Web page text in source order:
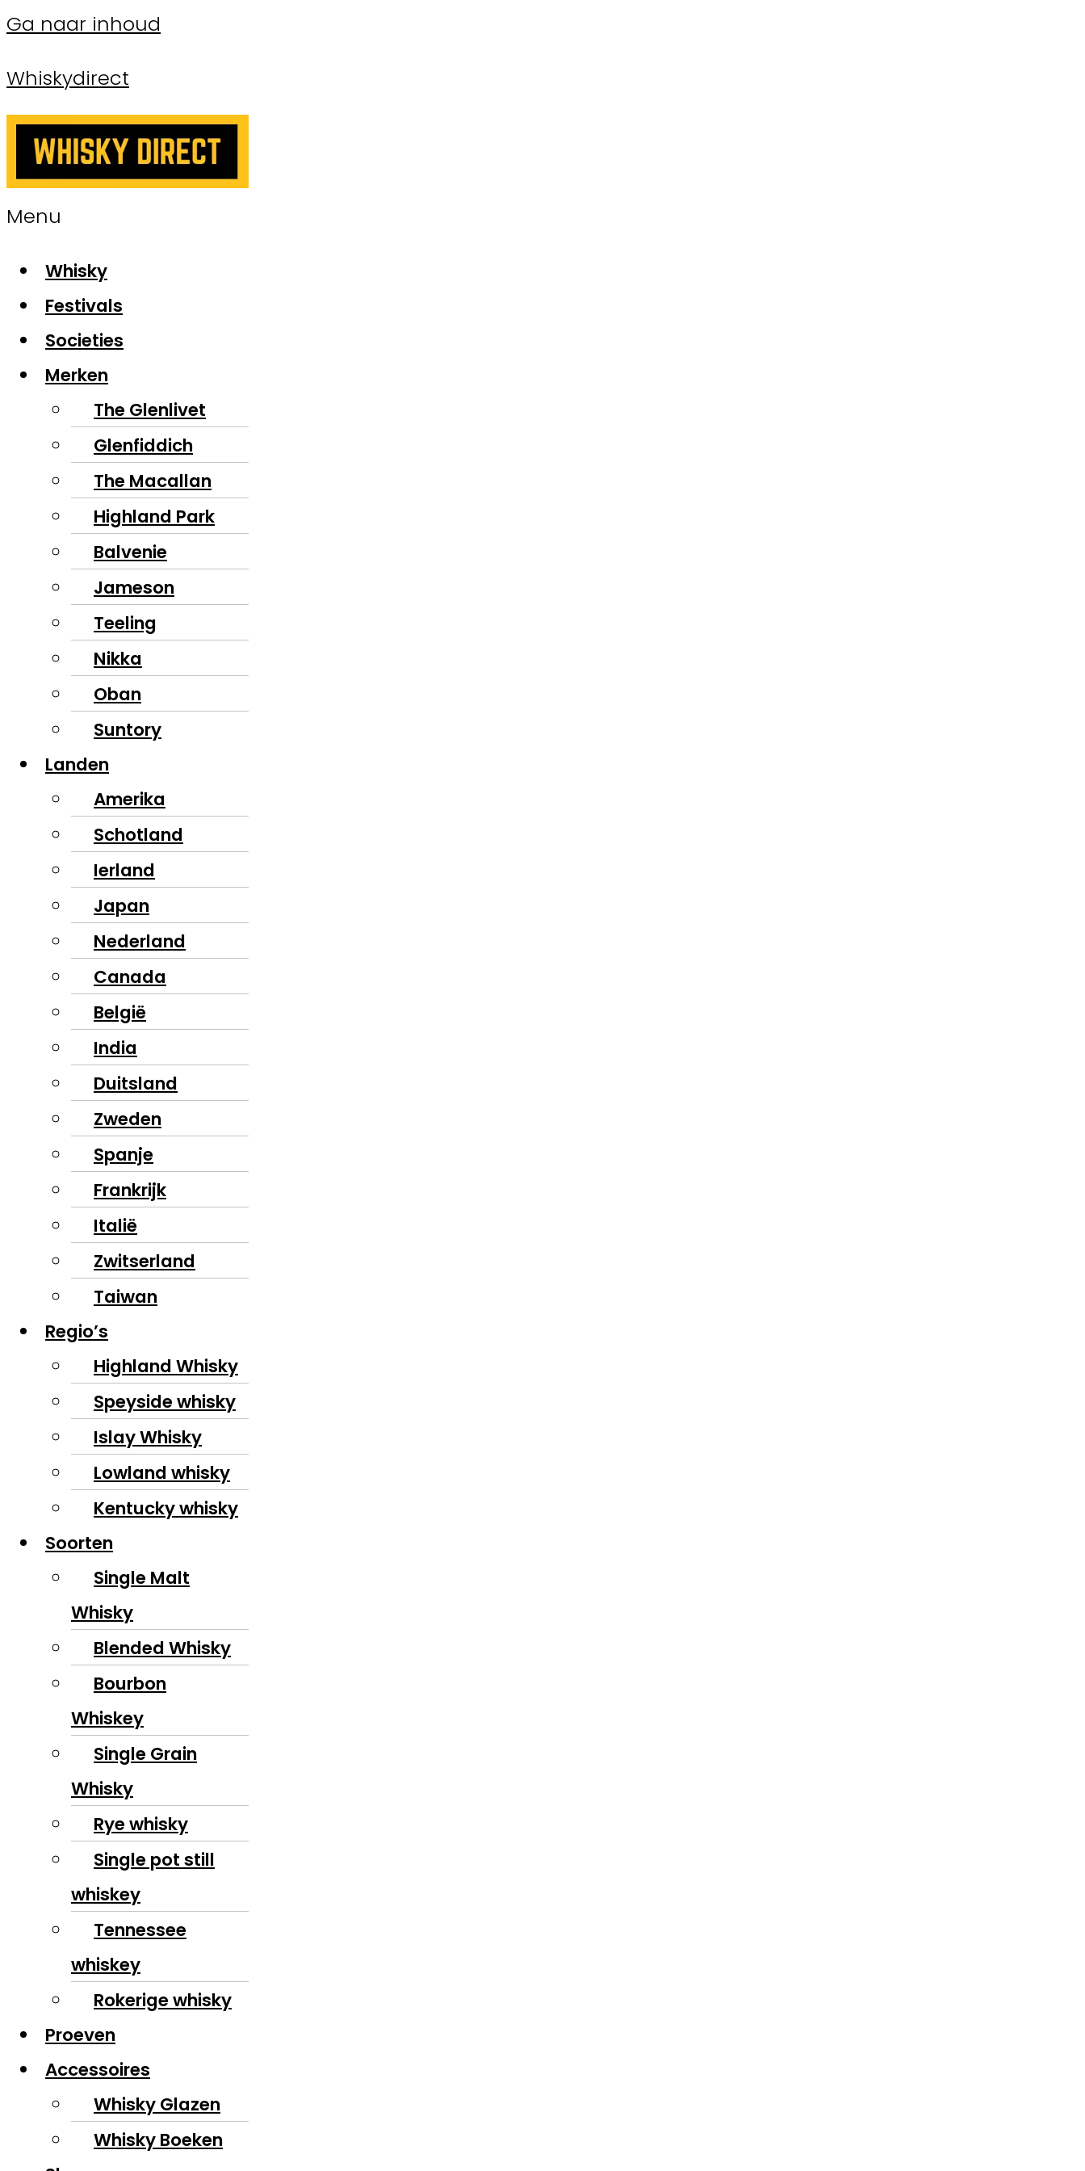
Ga naar inhoud
Whiskydirect
Menu
Whisky
Festivals
Societies
Merken
The Glenlivet
Glenfiddich
The Macallan
Highland Park
Balvenie
Jameson
Teeling
Nikka
Oban
Suntory
Landen
Amerika
Schotland
Ierland
Japan
Nederland
Canada
België
India
Duitsland
Zweden
Spanje
Frankrijk
Italië
Zwitserland
Taiwan
Regio’s
Highland Whisky
Speyside whisky
Islay Whisky
Lowland whisky
Kentucky whisky
Soorten
Single Malt
Whisky
Blended Whisky
Bourbon
Whiskey
Single Grain
Whisky
Rye whisky
Single pot still
whiskey
Tennessee
whiskey
Rokerige whisky
Proeven
Accessoires
Whisky Glazen
Whisky Boeken